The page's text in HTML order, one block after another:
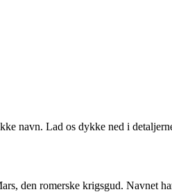
navn. Lad os dykke ned i
den romerske krigsgud. Navnet